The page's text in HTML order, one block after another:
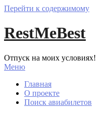
Перейти к содержимому
RestMeBest
Отпуск на моих условиях!
Меню
Главная
О проекте
Поиск авиабилетов